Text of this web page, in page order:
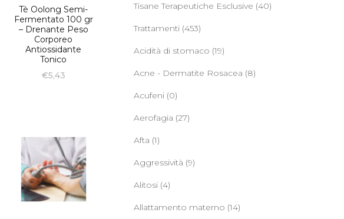
Tè Oolong Semi-
Fermentato 100 gr
– Drenante Peso
Corporeo
Antiossidante
Tonico
€5,43
Tisane Terapeutiche Esclusive (40)
Trattamenti (453)
Acidità di stomaco (19)
Acne - Dermatite Rosacea (8)
Acufeni (0)
Aerofagia (27)
Afta (1)
Aggressività (9)
Alitosi (4)
Allattamento materno (14)